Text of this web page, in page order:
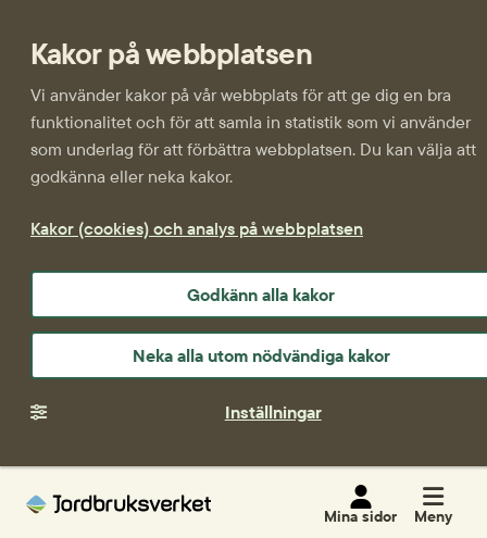
Kakor på webbplatsen
Vi använder kakor på vår webbplats för att ge dig en bra
funktionalitet och för att samla in statistik som vi använder
som underlag för att förbättra webbplatsen. Du kan välja att
godkänna eller neka kakor.
Kakor (cookies) och analys på webbplatsen
Godkänn alla kakor
Neka alla utom nödvändiga kakor
Inställningar
Mina sidor Meny